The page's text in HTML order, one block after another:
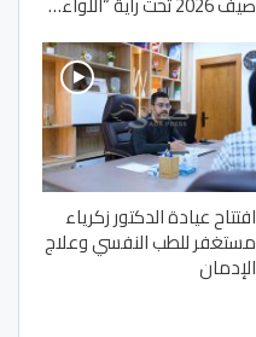
افتتاح عيادة الدكتور زكرياء
مستغفر للطب النفسي وعلاج
الإدمان